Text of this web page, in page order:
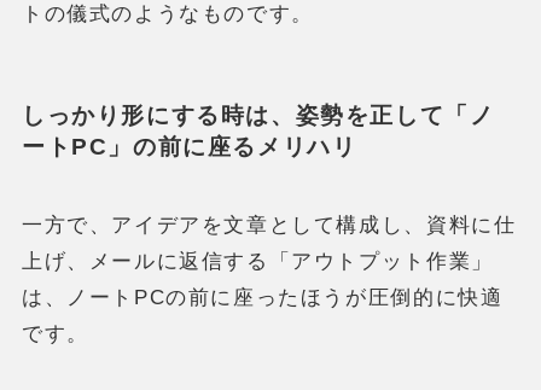
トの儀式のようなものです。
しっかり形にする時は、姿勢を正して「ノ
ートPC」の前に座るメリハリ
一方で、アイデアを文章として構成し、資料に仕
上げ、メールに返信する「アウトプット作業」
は、ノートPCの前に座ったほうが圧倒的に快適
です。